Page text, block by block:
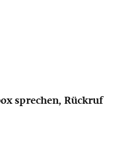
sprechen, Rückruf